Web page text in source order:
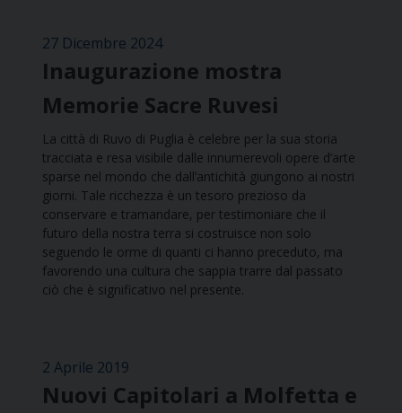
27 Dicembre 2024
Inaugurazione mostra
Memorie Sacre Ruvesi
La città di Ruvo di Puglia è celebre per la sua storia
tracciata e resa visibile dalle innumerevoli opere d’arte
sparse nel mondo che dall’antichità giungono ai nostri
giorni. Tale ricchezza è un tesoro prezioso da
conservare e tramandare, per testimoniare che il
futuro della nostra terra si costruisce non solo
seguendo le orme di quanti ci hanno preceduto, ma
favorendo una cultura che sappia trarre dal passato
ciò che è significativo nel presente.
2 Aprile 2019
Nuovi Capitolari a Molfetta e